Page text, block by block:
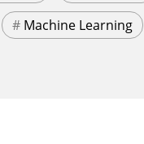
# Machine Learning